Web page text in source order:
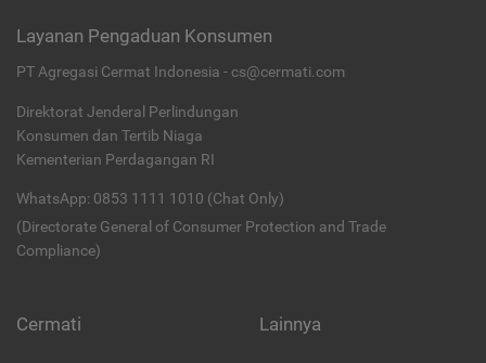
Layanan Pengaduan Konsumen
PT Agregasi Cermat Indonesia - cs@cermati.com
Direktorat Jenderal Perlindungan
Konsumen dan Tertib Niaga
Kementerian Perdagangan RI
WhatsApp: 0853 1111 1010 (Chat Only)
(Directorate General of Consumer Protection and Trade
Compliance)
Cermati Lainnya